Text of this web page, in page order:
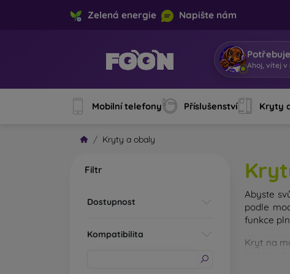
Zelená energie Napište nám
A|
Mobilní telefony Příslušenství Kryty
Kryty a obaly
Filtr
Dostupnost
Kompatibilita
Abyste
podle
funkce
Kryt na